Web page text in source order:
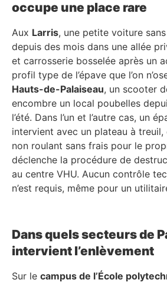
occupe une place rare
Aux Larris, une petite voiture
depuis des mois dans une allée
et carrosserie bosselée après un
profil type de l’épave que l’on
Hauts-de-Palaiseau, un scooter
encombre un local poubelles
l’été. Dans l’un et l’autre cas, un
intervient avec un plateau à
non roulant sans frais pour le
déclenche la procédure de
au centre VHU. Aucun contrôle
n’est requis, même pour un
Dans quels secteurs de
intervient l’enlèvement
Sur le campus de l’École